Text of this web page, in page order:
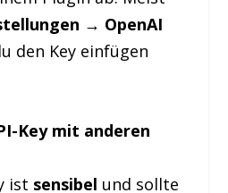
→ OpenAI
den Key einfügen
Key mit anderen
ist sensibel und sollte